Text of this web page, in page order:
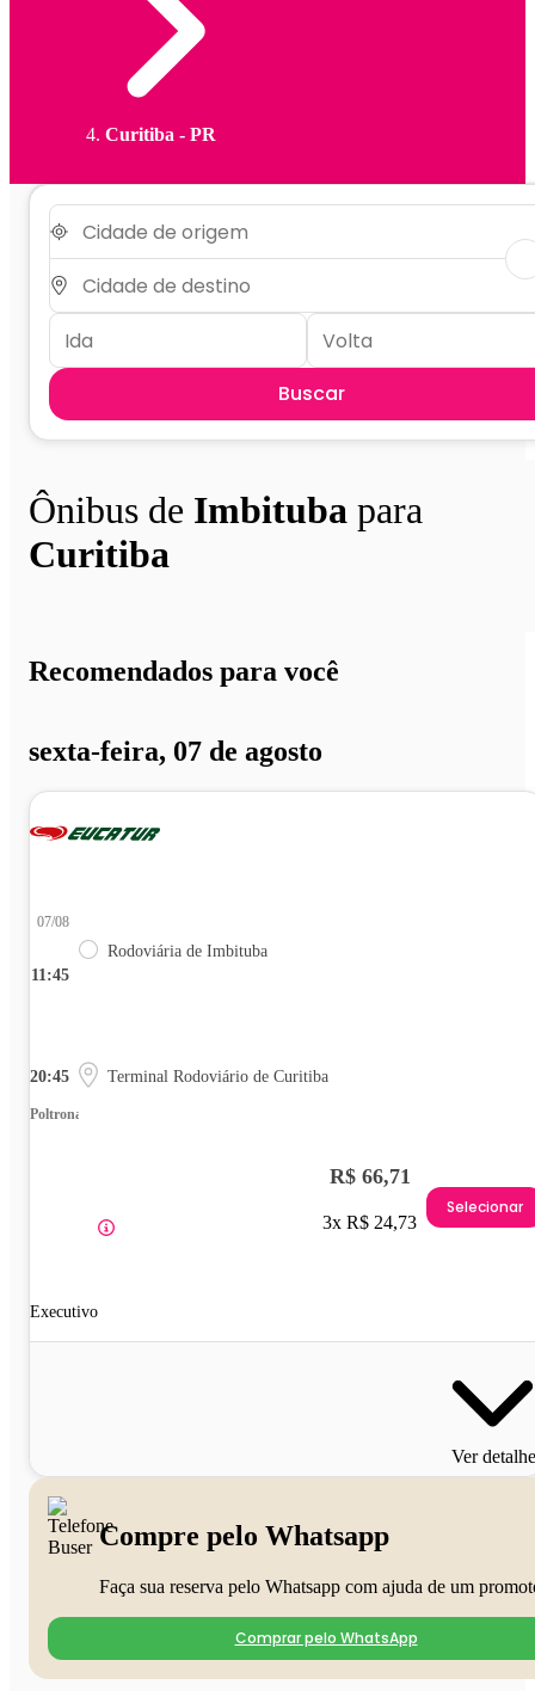
Curitiba - PR
Buscar
Ônibus de Imbituba para
Curitiba
Recomendados para você
sexta-feira, 07 de agosto
11:45
07/08
Rodoviária de Imbituba
20:45 Terminal Rodoviário de Curitiba
Poltrona
Executivo
R$ 66,71
3x R$ 24,73
Selecionar
Ver
Compre pelo Whatsapp
Faça sua reserva pelo Whatsapp com ajuda de um
Comprar pelo WhatsApp